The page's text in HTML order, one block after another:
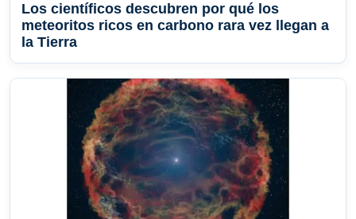
Los científicos descubren por qué los
meteoritos ricos en carbono rara vez llegan a
la Tierra